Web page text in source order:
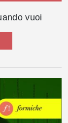
vuoi